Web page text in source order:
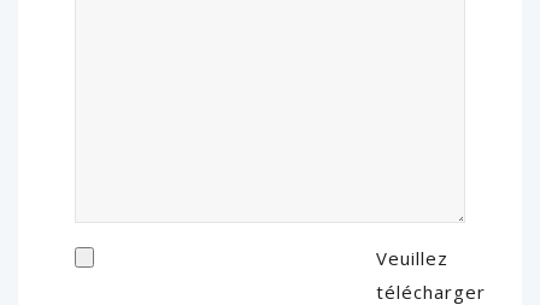
Veuillez
télécharger